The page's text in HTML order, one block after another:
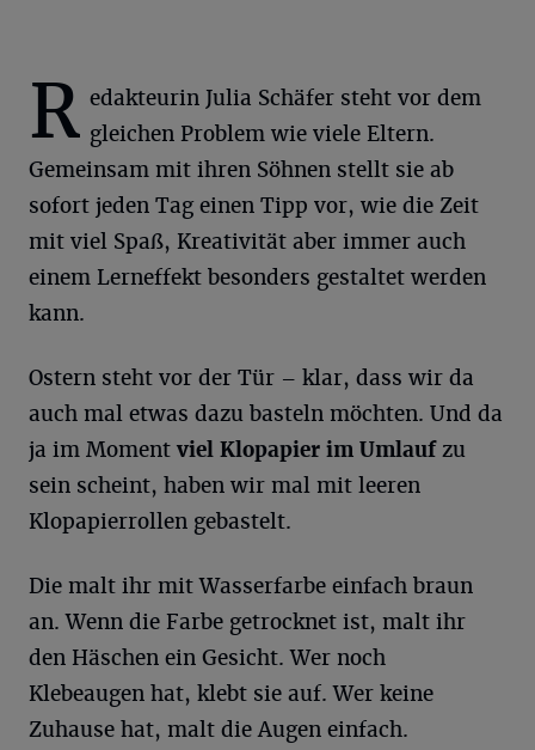
R edakteurin Julia Schäfer steht vor dem
gleichen Problem wie viele Eltern.
Gemeinsam mit ihren Söhnen stellt sie ab
sofort jeden Tag einen Tipp vor, wie die Zeit
mit viel Spaß, Kreativität aber immer auch
einem Lerneffekt besonders gestaltet werden
kann.
Ostern steht vor der Tür – klar, dass wir da
auch mal etwas dazu basteln möchten. Und da
ja im Moment viel Klopapier im Umlaufzu
sein scheint, haben wir mal mit leeren
Klopapierrollen gebastelt.
Die malt ihr mit Wasserfarbe einfach braun
an. Wenn die Farbe getrocknet ist, malt ihr
den Häschen ein Gesicht. Wer noch
Klebeaugen hat, klebt sie auf. Wer keine
Zuhause hat, malt die Augen einfach.